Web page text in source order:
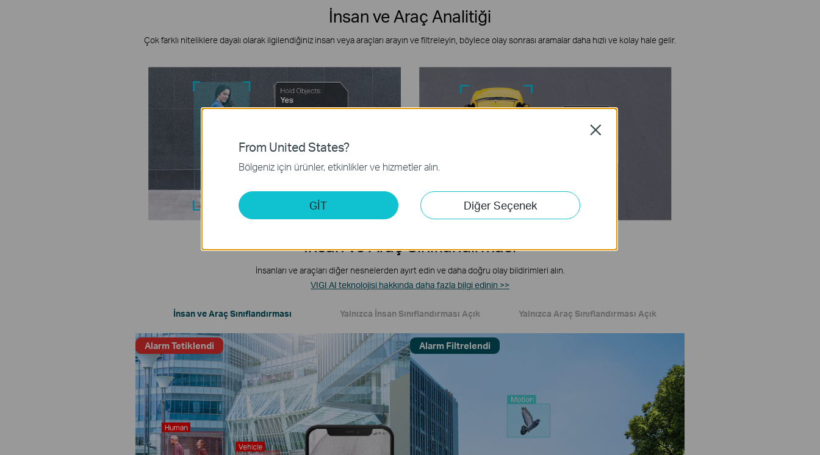
İnsan ve Araç Analitiği
Çok farklı niteliklere dayalı olarak ilgilendiğiniz insan veya araçları arayın ve filtreleyin, böylece olay sonrası aramalar daha hızlı ve kolay hale gelir.
İnsan ve Araç Sınıflandırması
İnsanları ve araçları diğer nesnelerden ayırt edin ve daha doğru olay bildirimleri alın.
VIGI AI teknolojisi hakkında daha fazla bilgi edinin >>
İnsan ve Araç Sınıflandırması Yalnızca İnsan Sınıflandırması Açık Yalnızca Araç Sınıflandırması Açık
Alarm Tetiklendi Alarm Filtrelendi
From United States?
Bölgeniz için ürünler, etkinlikler ve hizmetler alın.
GİT Diğer Seçenek
Close